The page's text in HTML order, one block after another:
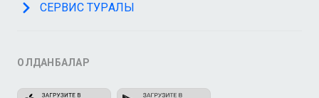
СЕРВИС ТУРАЛЫ
ҚОЛДАНБАЛАР